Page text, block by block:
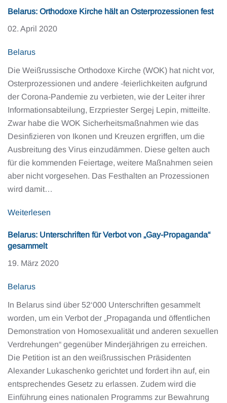
Belarus: Orthodoxe Kirche hält an Osterprozessionen fest
02. April 2020
Belarus
Die Weißrussische Orthodoxe Kirche (WOK) hat nicht vor,
Osterprozessionen und andere -feierlichkeiten aufgrund
der Corona-Pandemie zu verbieten, wie der Leiter ihrer
Informationsabteilung, Erzpriester Sergej Lepin, mitteilte.
Zwar habe die WOK Sicherheitsmaßnahmen wie das
Desinfizieren von Ikonen und Kreuzen ergriffen, um die
Ausbreitung des Virus einzudämmen. Diese gelten auch
für die kommenden Feiertage, weitere Maßnahmen seien
aber nicht vorgesehen. Das Festhalten an Prozessionen
wird damit…
Weiterlesen
Belarus: Unterschriften für Verbot von „Gay-Propaganda“
gesammelt
19. März 2020
Belarus
In Belarus sind über 52‘000 Unterschriften gesammelt
worden, um ein Verbot der „Propaganda und öffentlichen
Demonstration von Homosexualität und anderen sexuellen
Verdrehungen“ gegenüber Minderjährigen zu erreichen.
Die Petition ist an den weißrussischen Präsidenten
Alexander Lukaschenko gerichtet und fordert ihn auf, ein
entsprechendes Gesetz zu erlassen. Zudem wird die
Einführung eines nationalen Programms zur Bewahrung